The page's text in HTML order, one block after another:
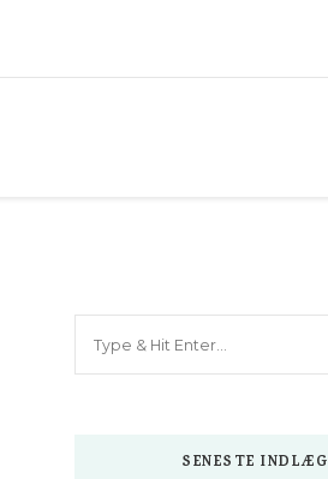
SENESTE INDLÆG